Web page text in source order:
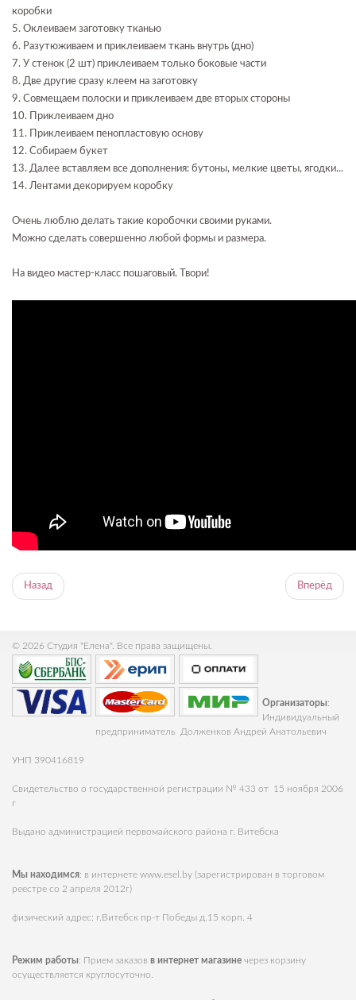
коробки
5. Оклеиваем заготовку тканью
6. Разутюживаем и приклеиваем ткань внутрь (дно)
7. У стенок (2 шт) приклеиваем только боковые части
8. Две другие сразу клеем на заготовку
9. Совмещаем полоски и приклеиваем две вторых стороны
10. Приклеиваем дно
11. Приклеиваем пенопластовую основу
12. Собираем букет
13. Далее вставляем все дополнения: бутоны, мелкие цветы, ягодки...
14. Лентами декорируем коробку
Очень люблю делать такие коробочки своими руками.
Можно сделать совершенно любой формы и размера.
На видео мастер-класс пошаговый. Твори!
Назад Вперёд
© 2026 Студия "Елена". Все права защищены.
Организаторы:
Индивидуальный
предприниматель Долженков Андрей Анатольевич
УНП 390416819
Свидетельство о государственной регистрации № 433 от 15 ноября 2006
г
Выдано администрацией первомайского района г. Витебска
Мы находимся: в интернете www.esel.by (зарегистрирован в торговом
реестре со 2 апреля 2012г)
физический адрес: г.Витебск пр-т Победы д.15 корп. 4
Режим работы: Прием заказов в интернет магазине через корзину
осуществляется круглосуточно.